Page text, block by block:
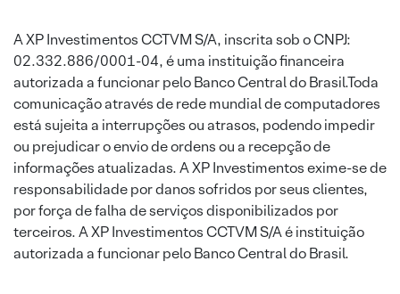
A XP Investimentos CCTVM S/A, inscrita sob o CNPJ:
02.332.886/0001-04, é uma instituição financeira
autorizada a funcionar pelo Banco Central do Brasil.Toda
comunicação através de rede mundial de computadores
está sujeita a interrupções ou atrasos, podendo impedir
ou prejudicar o envio de ordens ou a recepção de
informações atualizadas. A XP Investimentos exime-se de
responsabilidade por danos sofridos por seus clientes,
por força de falha de serviços disponibilizados por
terceiros. A XP Investimentos CCTVM S/A é instituição
autorizada a funcionar pelo Banco Central do Brasil.